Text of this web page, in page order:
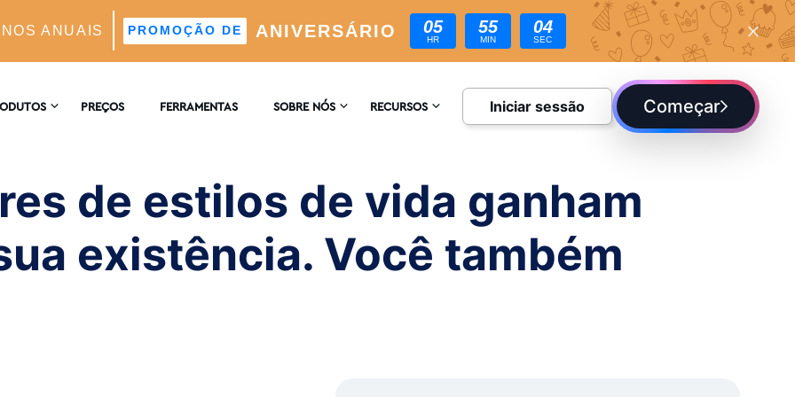
ANUAIS ANIVERSÁRIO
PROMOÇÃO DE 05
HR
55
MIN
02
SEC
Suportado Por IA
E Análises
PREÇOS FERRAMENTAS SOBRE NÓS
COMENTÁRIOS
RECURSOS
BLOGUE
Iniciar sessão Começar
vida ganham dinheiro com a sua existência. Você também pode!
de estilos de vida ganham
existência. Você também